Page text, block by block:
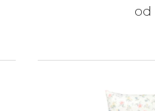
od